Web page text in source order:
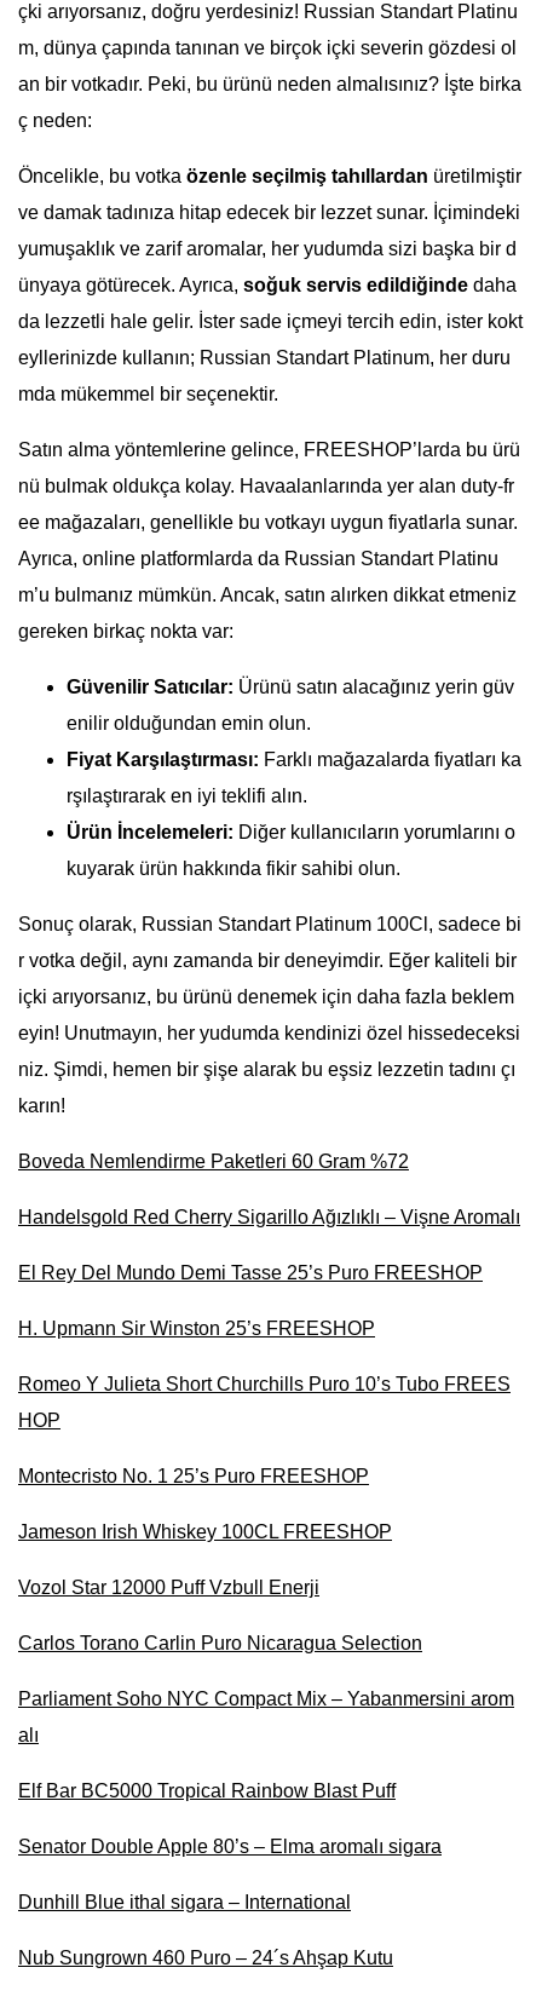
çki arıyorsanız, doğru yerdesiniz! Russian Standart Platinu
m, dünya çapında tanınan ve birçok içki severin gözdesi ol
an bir votkadır. Peki, bu ürünü neden almalısınız? İşte birka
ç neden:
Öncelikle, bu votka özenle seçilmiş tahıllardan üretilmiştir
ve damak tadınıza hitap edecek bir lezzet sunar. İçimindeki
yumuşaklık ve zarif aromalar, her yudumda sizi başka bir d
ünyaya götürecek. Ayrıca, soğuk servis edildiğinde daha
da lezzetli hale gelir. İster sade içmeyi tercih edin, ister kokt
eyllerinizde kullanın; Russian Standart Platinum, her duru
mda mükemmel bir seçenektir.
Satın alma yöntemlerine gelince, FREESHOP’larda bu ürü
nü bulmak oldukça kolay. Havaalanlarında yer alan duty-fr
ee mağazaları, genellikle bu votkayı uygun fiyatlarla sunar.
Ayrıca, online platformlarda da Russian Standart Platinu
m’u bulmanız mümkün. Ancak, satın alırken dikkat etmeniz
gereken birkaç nokta var:
Güvenilir Satıcılar: Ürünü satın alacağınız yerin güv
enilir olduğundan emin olun.
Fiyat Karşılaştırması: Farklı mağazalarda fiyatları ka
rşılaştırarak en iyi teklifi alın.
Ürün İncelemeleri: Diğer kullanıcıların yorumlarını o
kuyarak ürün hakkında fikir sahibi olun.
Sonuç olarak, Russian Standart Platinum 100Cl, sadece bi
r votka değil, aynı zamanda bir deneyimdir. Eğer kaliteli bir
içki arıyorsanız, bu ürünü denemek için daha fazla beklem
eyin! Unutmayın, her yudumda kendinizi özel hissedeceksi
niz. Şimdi, hemen bir şişe alarak bu eşsiz lezzetin tadını çı
karın!
Boveda Nemlendirme Paketleri 60 Gram %72
Handelsgold Red Cherry Sigarillo Ağızlıklı – Vişne Aromalı
El Rey Del Mundo Demi Tasse 25’s Puro FREESHOP
H. Upmann Sir Winston 25’s FREESHOP
Romeo Y Julieta Short Churchills Puro 10’s Tubo FREES
HOP
Montecristo No. 1 25’s Puro FREESHOP
Jameson Irish Whiskey 100CL FREESHOP
Vozol Star 12000 Puff Vzbull Enerji
Carlos Torano Carlin Puro Nicaragua Selection
Parliament Soho NYC Compact Mix – Yabanmersini arom
alı
Elf Bar BC5000 Tropical Rainbow Blast Puff
Senator Double Apple 80’s – Elma aromalı sigara
Dunhill Blue ithal sigara – International
Nub Sungrown 460 Puro – 24´s Ahşap Kutu